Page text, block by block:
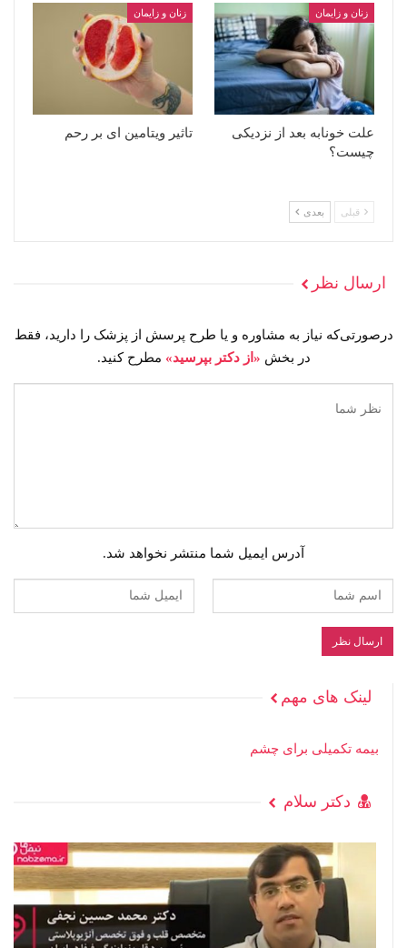
زنان و زایمان
علت خونابه بعد از نزدیکی
چیست؟
زنان و زایمان
تاثیر ویتامین ای بر رحم
قبلی بعدی
ارسال نظر
درصورتی‌که نیاز به مشاوره و یا طرح پرسش از پزشک را دارید، فقط
در بخش «از دکتر بپرسید» مطرح کنید.
آدرس ایمیل شما منتشر نخواهد شد.
لینک های مهم
بیمه تکمیلی برای چشم
دکتر سلام